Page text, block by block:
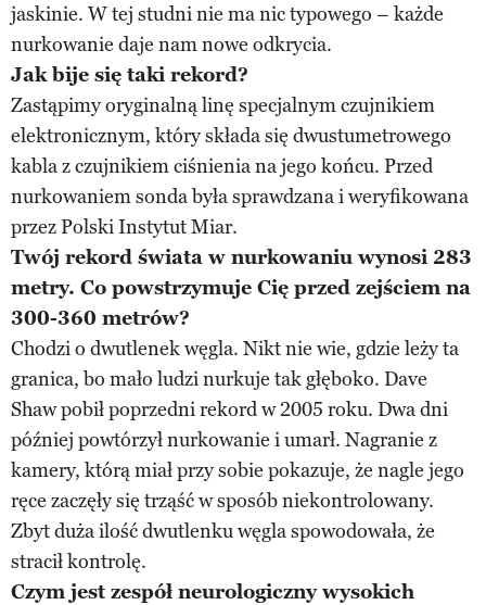
jaskinie. W tej studni nie ma nic typowego – każde
nurkowanie daje nam nowe odkrycia.
Jak bije się taki rekord?
Zastąpimy oryginalną linę specjalnym czujnikiem
elektronicznym, który składa się dwustumetrowego
kabla z czujnikiem ciśnienia na jego końcu. Przed
nurkowaniem sonda była sprawdzana i weryfikowana
przez Polski Instytut Miar.
Twój rekord świata w nurkowaniu wynosi 283
metry. Co powstrzymuje Cię przed zejściem na
300-360 metrów?
Chodzi o dwutlenek węgla. Nikt nie wie, gdzie leży ta
granica, bo mało ludzi nurkuje tak głęboko. Dave
Shaw pobił poprzedni rekord w 2005 roku. Dwa dni
później powtórzył nurkowanie i umarł. Nagranie z
kamery, którą miał przy sobie pokazuje, że nagle jego
ręce zaczęły się trząść w sposób niekontrolowany.
Zbyt duża ilość dwutlenku węgla spowodowała, że
stracił kontrolę.
Czym jest zespół neurologiczny wysokich